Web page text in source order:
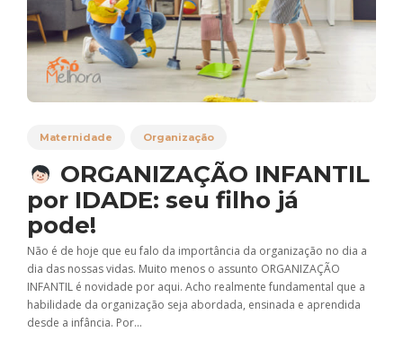
Maternidade Organização
ORGANIZAÇÃO INFANTIL
por IDADE: seu filho já
pode!
Não é de hoje que eu falo da importância da organização no dia a
dia das nossas vidas. Muito menos o assunto ORGANIZAÇÃO
INFANTIL é novidade por aqui. Acho realmente fundamental que a
habilidade da organização seja abordada, ensinada e aprendida
desde a infância. Por...